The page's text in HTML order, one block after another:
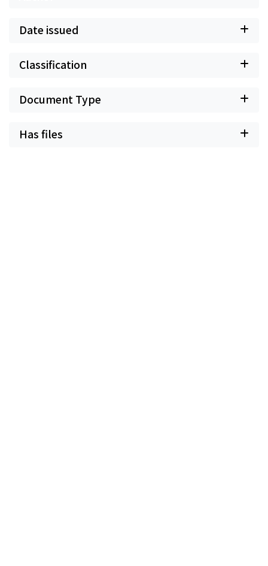
Date issued
Classification
Document Type
Has files